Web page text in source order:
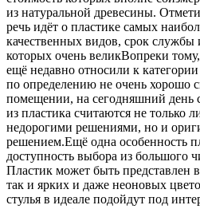
из натуральной древесины.
речь идёт о пластике самых
качественных видов, срок службы
которых очень великВопреки
ещё недавно относили к
по определению не очень хорошо
помещении, на сегодняшний день
из пластика считаются не только
недорогими решениями, но и
решением.Ещё одна особенность
доступность выбора из большого
Пластик может быть представлен
так и ярких и даже неоновых
стулья в идеале подойдут под